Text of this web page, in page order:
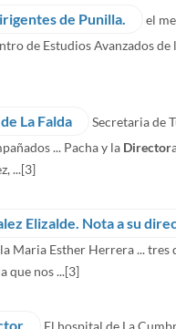
de Punilla.
el
de Estudios Avanzados
La Falda
Secretaria de
... Pacha y la Director
...[3]
Elizalde. Nota a su
Maria Esther Herrera ...
que nos ...[3]